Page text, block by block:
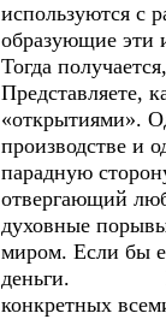
используются с
образующие эти
Тогда
Представляете,
«открытиями».
производстве и
парадную
отвергающий
духовные
миром. Если бы
деньги. После
конкретных